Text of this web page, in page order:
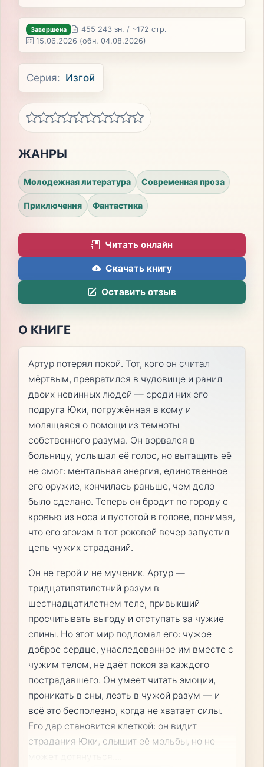
Завершена
455 243 зн. / ~172 стр.
15.06.2026 (обн. 04.08.2026)
Серия: Изгой
ЖАНРЫ
Молодежная литература Современная проза
Приключения Фантастика
Читать онлайн
Скачать книгу
Оставить отзыв
О КНИГЕ
Артур потерял покой. Тот, кого он считал
мёртвым, превратился в чудовище и ранил
двоих невинных людей — среди них его
подруга Юки, погружённая в кому и
молящаяся о помощи из темноты
собственного разума. Он ворвался в
больницу, услышал её голос, но вытащить её
не смог: ментальная энергия, единственное
его оружие, кончилась раньше, чем дело
было сделано. Теперь он бродит по городу с
кровью из носа и пустотой в голове, понимая,
что его эгоизм в тот роковой вечер запустил
цепь чужих страданий.
Он не герой и не мученик. Артур —
тридцатипятилетний разум в
шестнадцатилетнем теле, привыкший
просчитывать выгоду и отступать за чужие
спины. Но этот мир подломал его: чужое
доброе сердце, унаследованное им вместе с
чужим телом, не даёт покоя за каждого
пострадавшего. Он умеет читать эмоции,
проникать в сны, лезть в чужой разум — и
всё это бесполезно, когда не хватает силы.
Его дар становится клеткой: он видит
страдания Юки, слышит её мольбы, но не